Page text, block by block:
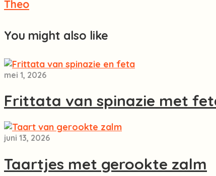
Theo
You might also like
mei 1, 2026
Frittata van spinazie met
juni 13, 2026
Taartjes met gerookte zalm